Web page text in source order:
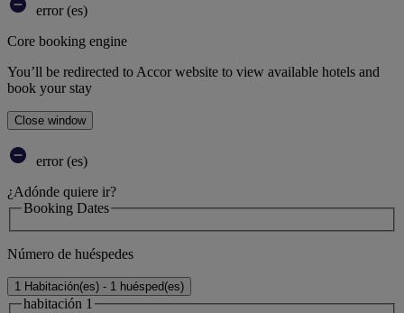
error (es)
Core booking engine
You’ll be redirected to Accor website to view available hotels and
book your stay
Close window
error (es)
¿Adónde quiere ir?
Booking Dates
Número de huéspedes
1 Habitación(es) - 1 huésped(es)
habitación 1